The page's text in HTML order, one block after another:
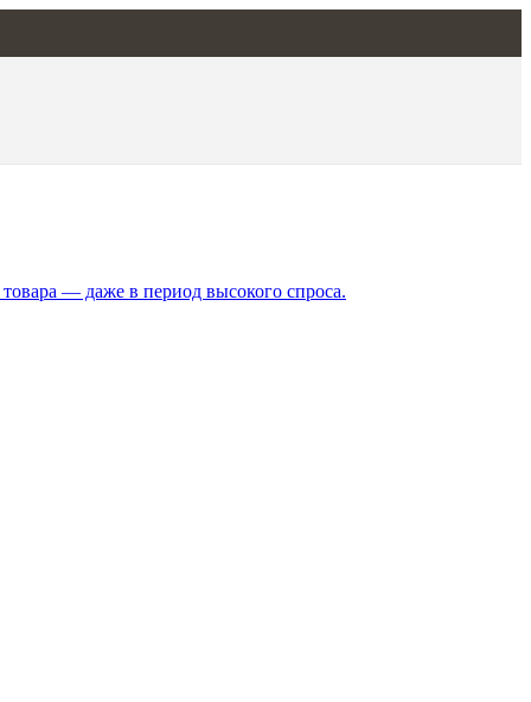
— даже в период высокого спроса.